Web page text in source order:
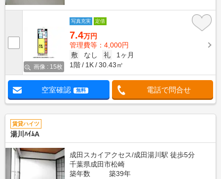
画像 : 15枚
写真充実 定借
7.4万円
管理費等：4,000円
敷
なし 礼
1ヶ月
1階
1K 30.43㎡
空室確認 無料 電話で問合せ
賃貸ハイツ
湯川ﾊｲﾑA
成田スカイアクセス/成田湯川駅 徒歩5分
千葉県成田市松崎
築年数
築39年